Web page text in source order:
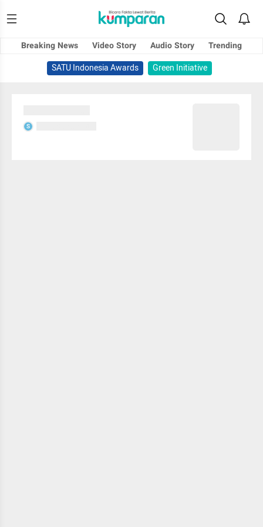
Breaking News Video Story Audio Story
Trending
SATU Indonesia Awards
Green Initiative
S